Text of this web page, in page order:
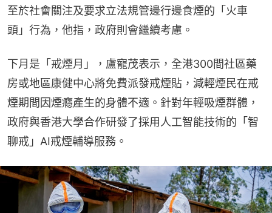
至於社會關注及要求立法規管邊行邊食煙的「火車
頭」行為，他指，政府則會繼續考慮。
下月是「戒煙月」，盧寵茂表示，全港300間社區藥
房或地區康健中心將免費派發戒煙貼，減輕煙民在戒
煙期間因煙癮產生的身體不適。針對年輕吸煙群體，
政府與香港大學合作研發了採用人工智能技術的「智
聊戒」AI戒煙輔導服務。